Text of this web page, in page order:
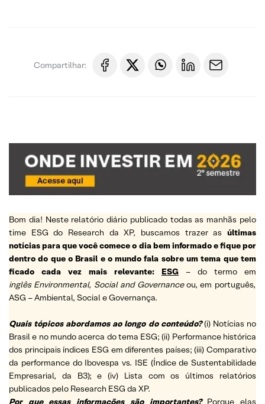
Compartilhar:
Bom dia! Neste relatório diário publicado todas as manhãs pelo
time ESG do Research da XP, buscamos trazer as últimas
notícias para que você comece o dia bem informado e fique por
dentro do que o Brasil e o mundo fala sobre um tema que tem
ficado cada vez mais relevante:
ESG
– do termo em
inglês Environmental, Social and Governanceou, em português,
ASG – Ambiental, Social e Governança.
Quais tópicos abordamos ao longo do conteúdo? (i) Notícias no
Brasil e no mundo acerca do tema ESG; (ii) Performance histórica
dos principais índices ESG em diferentes países; (iii) Comparativo
da performance do Ibovespa vs. ISE (Índice de Sustentabilidade
Empresarial, da B3); e (iv) Lista com os últimos relatórios
publicados pelo Research ESG da XP.
Por que essas informações são importantes? Porque elas